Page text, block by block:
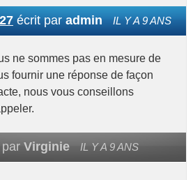
écrit paradmin IL Y A 9 ANS
ne sommes pas en mesure de
fournir une réponse de façon
nous vous conseillons
Virginie IL Y A 9 ANS